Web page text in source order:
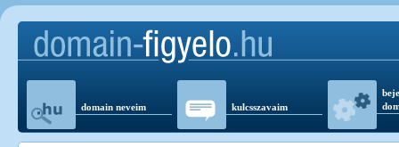
domain neveim kulcsszavaim